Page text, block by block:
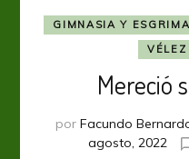
GIMNASIA Y
VÉLEZ
Mereció
por Facundo
agosto, 2022